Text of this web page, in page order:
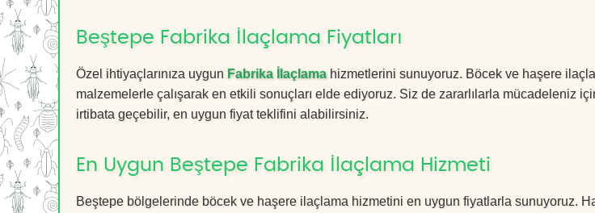
Beştepe Fabrika İlaçlama Fiyatları
Özel ihtiyaçlarınıza uygun Fabrika İlaçlamahizmetlerini sunuyoruz. Böcek ve haşere
malzemelerle çalışarak en etkili sonuçları elde ediyoruz. Siz de zararlılarla mücadeleniz
irtibata geçebilir, en uygun fiyat teklifini alabilirsiniz.
En Uygun Beştepe Fabrika İlaçlama Hizmeti
Beştepe bölgelerinde böcek ve haşere ilaçlama hizmetini en uygun fiyatlarla sunuyoruz.